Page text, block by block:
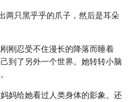
两只黑乎乎的爪子，然后是耳朵
刚忍受不住漫长的降落而睡着
到了另外一个世界。她转转小脑
妈给她看过人类身体的影象。还